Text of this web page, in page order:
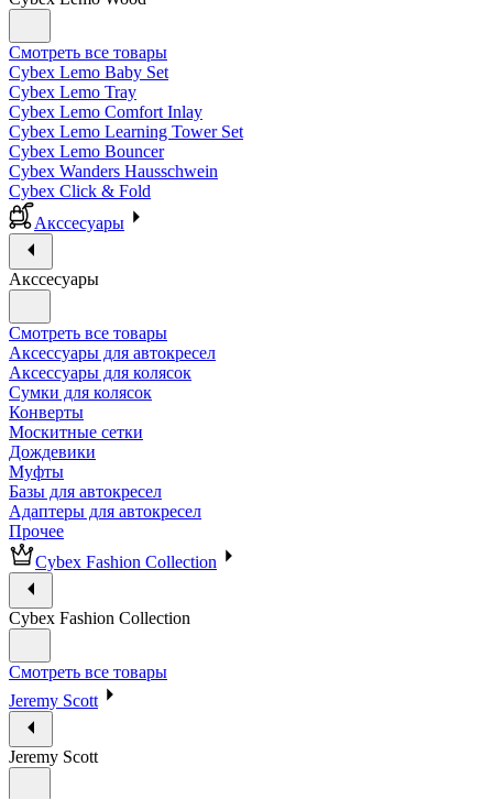
Смотреть все товары
Cybex Lemo Baby Set
Cybex Lemo Tray
Cybex Lemo Comfort Inlay
Cybex Lemo Learning Tower Set
Cybex Lemo Bouncer
Cybex Wanders Hausschwein
Cybex Click & Fold
Акссесуары
Акссесуары
Смотреть все товары
Аксессуары для автокресел
Аксессуары для колясок
Сумки для колясок
Конверты
Москитные сетки
Дождевики
Муфты
Базы для автокресел
Адаптеры для автокресел
Прочее
Cybex Fashion Collection
Cybex Fashion Collection
Смотреть все товары
Jeremy Scott
Jeremy Scott